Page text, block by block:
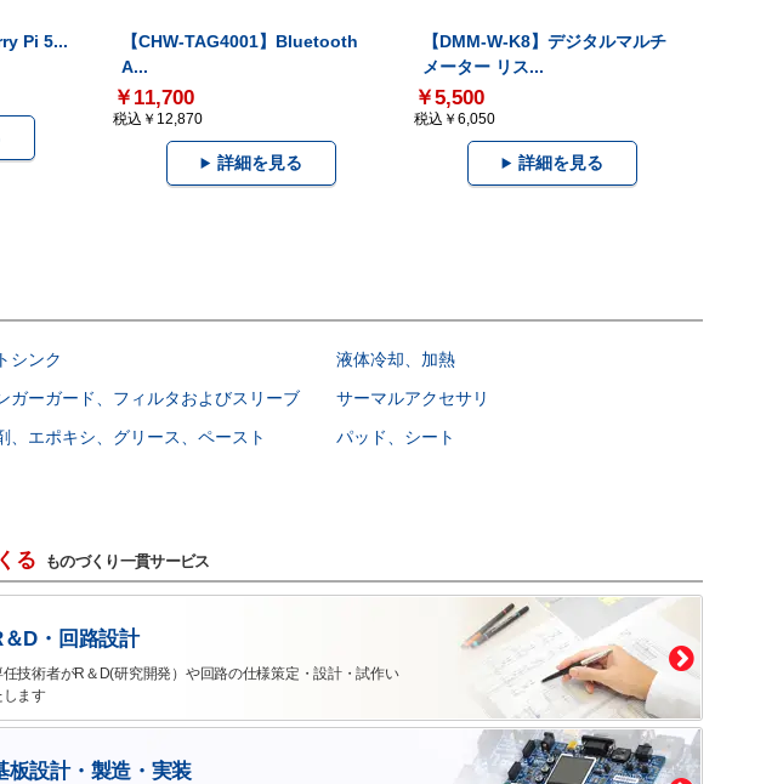
Pi 5...
【CHW-TAG4001】Bluetooth
A...
￥11,700
税込￥12,870
詳細を見る
【DMM-W-K8】デジタルマルチ
メーター リス...
￥5,500
税込￥6,050
詳細を見る
シンク
液体冷却、加熱
ガーガード、フィルタおよびスリーブ
サーマルアクセサリ
、エポキシ、グリース、ペースト
パッド、シート
る ものづくり一貫サービス
＆D・回路設計
任技術者がR＆D(研究開発）や回路の仕様策定・設計・試作い
します
板設計・製造・実装